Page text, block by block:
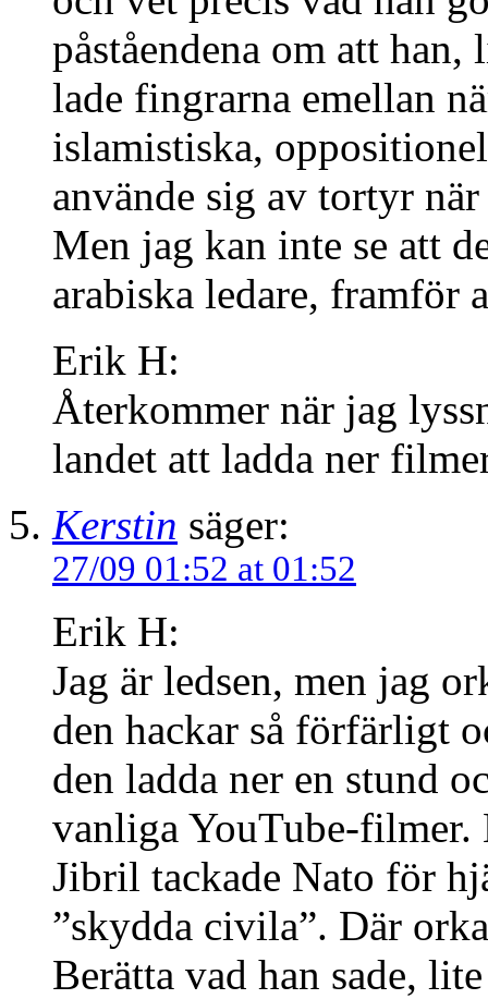
påståendena om att
lade fingrarna emellan
islamistiska,
använde sig av tortyr när
Men jag kan inte se att
arabiska ledare, framför
Erik H:
Återkommer när jag
landet att ladda ner
Kerstin säger:
27/09 01:52 at 01:52
Erik H:
Jag är ledsen, men jag
den hackar så förfärligt
den ladda ner en stund
vanliga YouTube-filmer.
Jibril tackade Nato för
”skydda civila”. Där
Berätta vad han sade,